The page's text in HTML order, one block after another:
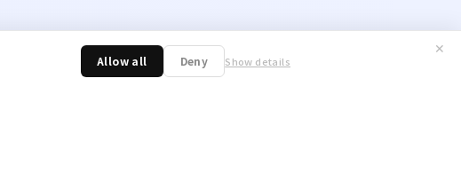
Allow all Deny Show details
✕
©Bandai Namco Entertainment Inc. ©Disney
project. ©青山剛昌／小学館・読売テレビ・TMS 1996 ©nagano /